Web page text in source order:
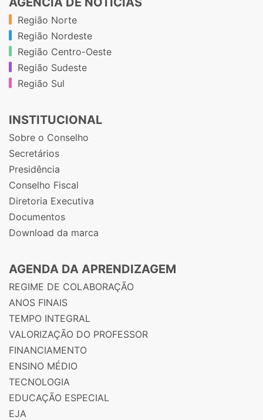
Região Norte
Região Nordeste
Região Centro-Oeste
Região Sudeste
Região Sul
INSTITUCIONAL
Sobre o Conselho
Secretários
Presidência
Conselho Fiscal
Diretoria Executiva
Documentos
Download da marca
AGENDA DA APRENDIZAGEM
REGIME DE COLABORAÇÃO
ANOS FINAIS
TEMPO INTEGRAL
VALORIZAÇÃO DO PROFESSOR
FINANCIAMENTO
ENSINO MÉDIO
TECNOLOGIA
EDUCAÇÃO ESPECIAL
EJA